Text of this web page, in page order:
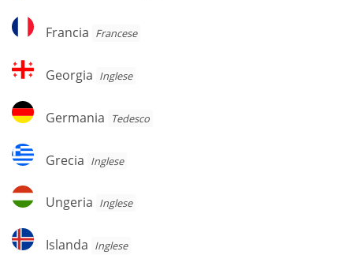
Francia
Francia Francese
Georgia
Georgia Inglese
Germania
Germania Tedesco
Grecia
Grecia Inglese
Ungeria
Ungeria Inglese
Islanda
Islanda Inglese